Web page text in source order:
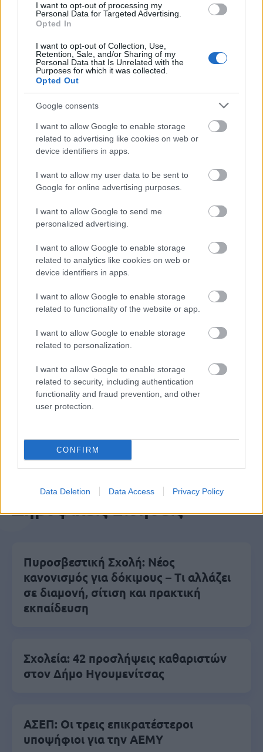
I want to opt-out of processing my
Personal Data for Targeted Advertising.
Opted In
I want to opt-out of Collection, Use,
Retention, Sale, and/or Sharing of my
Personal Data that Is Unrelated with the
Purposes for which it was collected.
Opted Out
Google consents
I want to allow Google to enable storage
related to advertising like cookies on web or
device identifiers in apps.
I want to allow my user data to be sent to
Google for online advertising purposes.
I want to allow Google to send me
personalized advertising.
I want to allow Google to enable storage
related to analytics like cookies on web or
device identifiers in apps.
I want to allow Google to enable storage
related to functionality of the website or app.
I want to allow Google to enable storage
related to personalization.
I want to allow Google to enable storage
related to security, including authentication
functionality and fraud prevention, and other
user protection.
CONFIRM
Data Deletion Data Access Privacy Policy
μπορείτε να στείλετε τώρα τοβιογραφικόσας,
Να σημειωθεί ότι σε περίπτωση υποβολής αίτησης
πρόσληψης στην Εταιρεία Ελληνικής Υπεραγορές
Σκλαβενίτης Α.Ε.Ε., τα προσωπικά σας δεδομένα θα
υποβληθούν σε επεξεργασία σύμφωνα με την
«Πολιτική Απορρήτου Υποψηφίων Εργαζομένων».
ΑΣΕΠ: Πιστοποίηση Αγγλικών σε
μόνο 2 ημέρες στα χέρια σας
ΑΣΕΠ: Εξ αποστάσεως η πιο Εύκολη
Πιστοποίηση Υπολογιστών σε 2
Μάθε πρώτος όλες τις σημαντικές
ειδήσεις.
Δημοφιλείς Ειδήσεις
Πυροσβεστική Σχολή: Νέος
κανονισμός για δόκιμους – Τι αλλάζει
σε διαμονή, σίτιση και πρακτική
εκπαίδευση
Σχολεία: 42 προσλήψεις καθαριστών
στον Δήμο Ηγουμενίτσας
ΑΣΕΠ: Οι τρεις επικρατέστεροι
υποψήφιοι για την ΑΕΜΥ